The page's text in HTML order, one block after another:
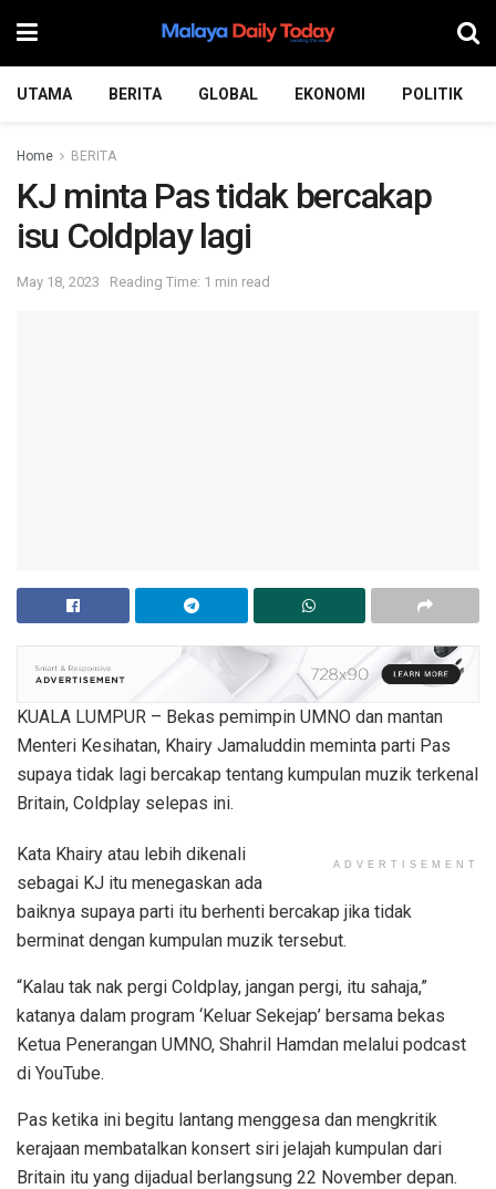
UTAMA BERITA GLOBAL EKONOMI POLITIK
Home BERITA
KJ minta Pas tidak bercakap
isu Coldplay lagi
May 18, 2023 Reading Time: 1 min read
KUALA LUMPUR – Bekas pemimpin UMNO dan mantan
Menteri Kesihatan, Khairy Jamaluddin meminta parti Pas
supaya tidak lagi bercakap tentang kumpulan muzik terkenal
Britain, Coldplay selepas ini.
ADVERTISEMENT
Kata Khairy atau lebih dikenali
sebagai KJ itu menegaskan ada
baiknya supaya parti itu berhenti bercakap jika tidak
berminat dengan kumpulan muzik tersebut.
“Kalau tak nak pergi Coldplay, jangan pergi, itu sahaja,”
katanya dalam program ‘Keluar Sekejap’ bersama bekas
Ketua Penerangan UMNO, Shahril Hamdan melalui podcast
di YouTube.
Pas ketika ini begitu lantang menggesa dan mengkritik
kerajaan membatalkan konsert siri jelajah kumpulan dari
Britain itu yang dijadual berlangsung 22 November depan.